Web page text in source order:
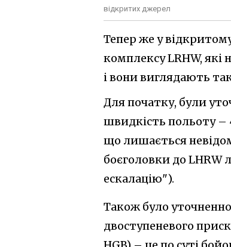
відкритих джерел
Тепер же у
комплексу LRHW, які
і вони виглядають
Для початку, були
швидкість польоту –
що лишається
боєголовки до LHRW
ескалацію").
Також було
двоступеневого